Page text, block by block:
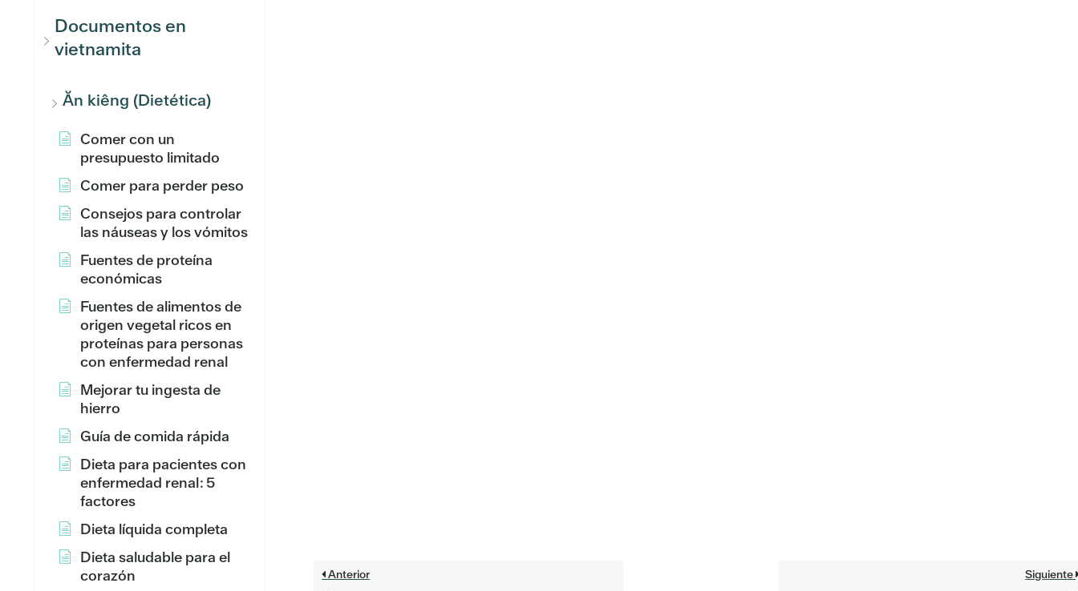
Documentos en
vietnamita
Ăn kiêng (Dietética)
Comer con un
presupuesto limitado
Comer para perder peso
Consejos para controlar
las náuseas y los vómitos
Fuentes de proteína
económicas
Fuentes de alimentos de
origen vegetal ricos en
proteínas para personas
con enfermedad renal
Mejorar tu ingesta de
hierro
Guía de comida rápida
Dieta para pacientes con
enfermedad renal: 5
factores
Dieta líquida completa
Dieta saludable para el
corazón
Anterior
Siguiente